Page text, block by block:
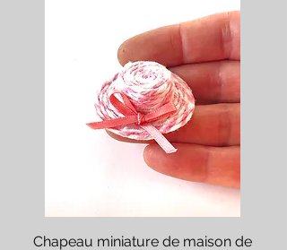
Chapeau miniature de maison de